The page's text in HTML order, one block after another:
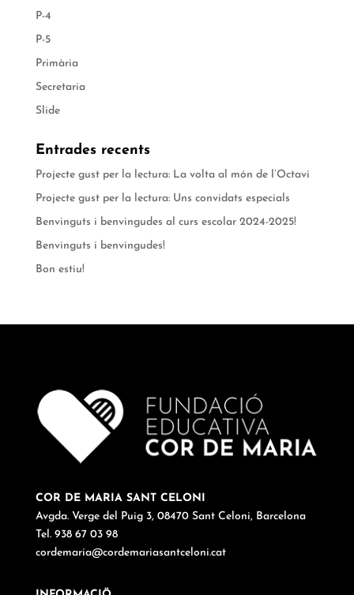
P-4
P-5
Primària
Secretaria
Slide
Entrades recents
Projecte gust per la lectura: La volta al món de l’Octavi
Projecte gust per la lectura: Uns convidats especials
Benvinguts i benvingudes al curs escolar 2024-2025!
Benvinguts i benvingudes!
Bon estiu!
COR DE MARIA SANT CELONI
Avgda. Verge del Puig 3, 08470 Sant Celoni, Barcelona
Tel. 938 67 03 98
cordemaria@cordemariasantceloni.cat